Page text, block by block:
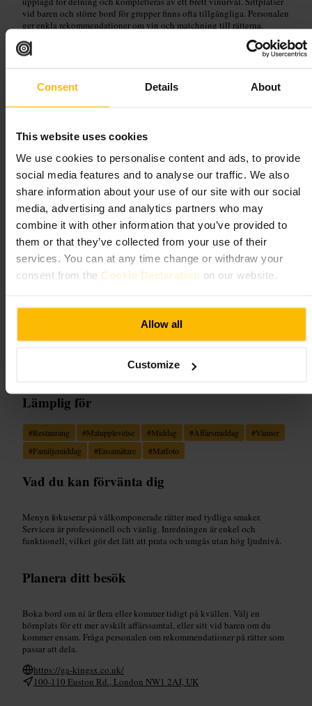
Consent Details About
This website uses cookies
We use cookies to personalise content and ads, to provide
social media features and to analyse our traffic. We also
share information about your use of our site with our social
media, advertising and analytics partners who may
combine it with other information that you’ve provided to
them or that they’ve collected from your use of their
services. You can at any time change or withdraw your
consent from the Cookie Declaration on our website.
Allow all
Customize
vid baren och större bord för grupper finns ofta tillgängliga. Personalen
ger enkla rekommendationer om vin och matchning till rätterna.
Planera ditt besök
du vill prova flera rätter. Be personalen om vinförslag. Välj barplats om
https://camino.uk.com/restaurant/kings-cross/?utm_source=google
&utm_medium=local&utm_campaign=kingscross
290 - 292 Pentonville Rd, London N1 9NR, UK
GA KINGSX
Mat och dryck• Restaurang
4,5
4,2
“Modern mat i en avsvald, avslappnad miljö.”
Lämplig för
#Restaurang #Matupplevelse #Middag #Affärsmiddag #Vänner
#Familjemiddag #Ensamätare #Matfoto
Vad du kan förvänta dig
Menyn fokuserar på välkomponerade rätter med tydliga smaker.
Servicen är professionell och vänlig. Inredningen är enkel och
funktionell, vilket gör det lätt att prata och umgås utan hög ljudnivå.
Planera ditt besök
Boka bord om ni är flera eller kommer tidigt på kvällen. Välj en
hörnplats för ett mer avskilt affärssamtal, eller sitt vid baren om du
kommer ensam. Fråga personalen om rekommendationer på rätter som
passar att dela.
https://ga-kingsx.co.uk/
100-110 Euston Rd., London NW1 2AJ, UK